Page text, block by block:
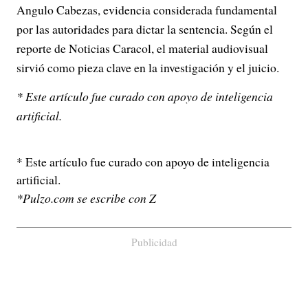
Angulo Cabezas, evidencia considerada fundamental
por las autoridades para dictar la sentencia. Según el
reporte de Noticias Caracol, el material audiovisual
sirvió como pieza clave en la investigación y el juicio.
* Este artículo fue curado con apoyo de inteligencia
artificial.
* Este artículo fue curado con apoyo de inteligencia
artificial.
*Pulzo.com se escribe con Z
Publicidad